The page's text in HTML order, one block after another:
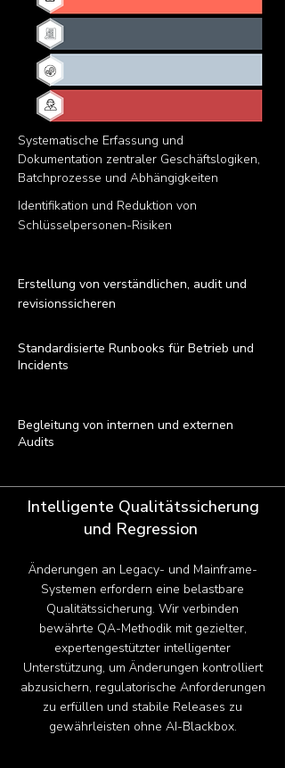
Systematische Erfassung und
Dokumentation zentraler Geschäftslogiken,
Batchprozesse und Abhängigkeiten
Identifikation und Reduktion von
Schlüsselpersonen-Risiken
Erstellung von verständlichen, audit und
revisionssicheren
Standardisierte Runbooks für Betrieb und
Incidents
Begleitung von internen und externen
Audits
Intelligente Qualitätssicherung
und Regression
Änderungen an Legacy- und Mainframe-
Systemen erfordern eine belastbare
Qualitätssicherung. Wir verbinden
bewährte QA-Methodik mit gezielter,
expertengestützter intelligenter
Unterstützung, um Änderungen kontrolliert
abzusichern, regulatorische Anforderungen
zu erfüllen und stabile Releases zu
gewährleisten ohne AI-Blackbox.